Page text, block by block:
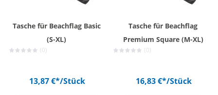
Tasche für Beachflag Basic
(S-XL)
(0)
13,87 €*/Stück
Tasche für Beachflag
Premium Square (M-XL)
(0)
16,83 €*/Stück